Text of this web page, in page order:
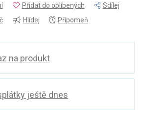
Přidat do oblíbených
Sdílej
Hlídej Připomeň
na produkt
ještě dnes